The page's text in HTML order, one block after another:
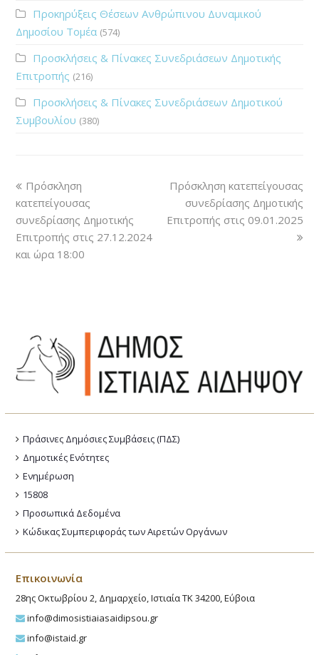
Προκηρύξεις Θέσεων Ανθρώπινου Δυναμικού
Δημοσίου Τομέα (574)
Προσκλήσεις & Πίνακες Συνεδριάσεων Δημοτικής
Επιτροπής (216)
Προσκλήσεις & Πίνακες Συνεδριάσεων Δημοτικού
Συμβουλίου (380)
Πρόσκληση
κατεπείγουσας
συνεδρίασης Δημοτικής
Επιτροπής στις 27.12.2024
και ώρα 18:00
Πρόσκληση κατεπείγουσας
συνεδρίασης Δημοτικής
Επιτροπής στις 09.01.2025
Πράσινες Δημόσιες Συμβάσεις (ΠΔΣ)
Δημοτικές Ενότητες
Ενημέρωση
15808
Προσωπικά Δεδομένα
Κώδικας Συμπεριφοράς των Αιρετών Οργάνων
Επικοινωνία
28ης Οκτωβρίου 2, Δημαρχείο, Ιστιαία ΤΚ 34200, Εύβοια
info@dimosistiaiasaidipsou.gr
info@istaid.gr